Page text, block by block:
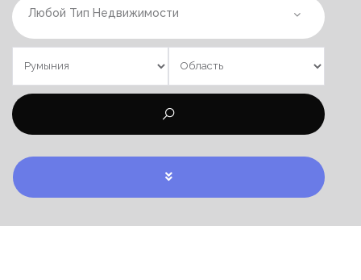
Любой Тип Недвижимости